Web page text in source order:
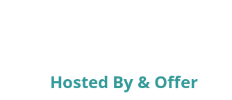
Hosted By & Offer